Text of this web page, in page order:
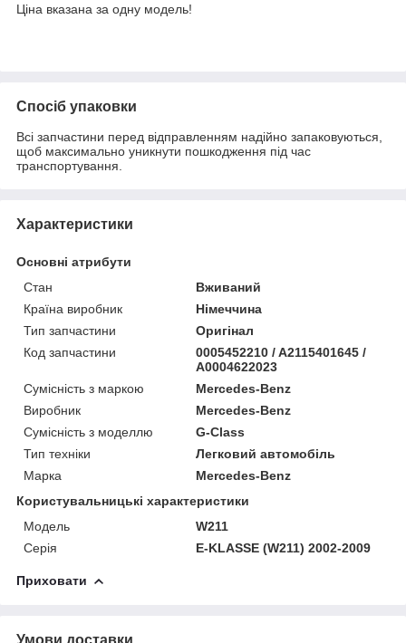
Ціна вказана за одну модель!
Спосіб упаковки
Всі запчастини перед відправленням надійно запаковуються,
щоб максимально уникнути пошкодження під час
транспортування.
Характеристики
Основні атрибути
Стан
Вживаний
Країна виробник
Німеччина
Тип запчастини
Оригінал
Код запчастини
0005452210 / A2115401645 /
A0004622023
Сумісність з маркою
Mercedes-Benz
Виробник
Mercedes-Benz
Сумісність з моделлю
G-Class
Тип техніки
Легковий автомобіль
Марка
Mercedes-Benz
Користувальницькі характеристики
Модель
W211
Серія
E-KLASSE (W211) 2002-2009
Приховати
Умови доставки